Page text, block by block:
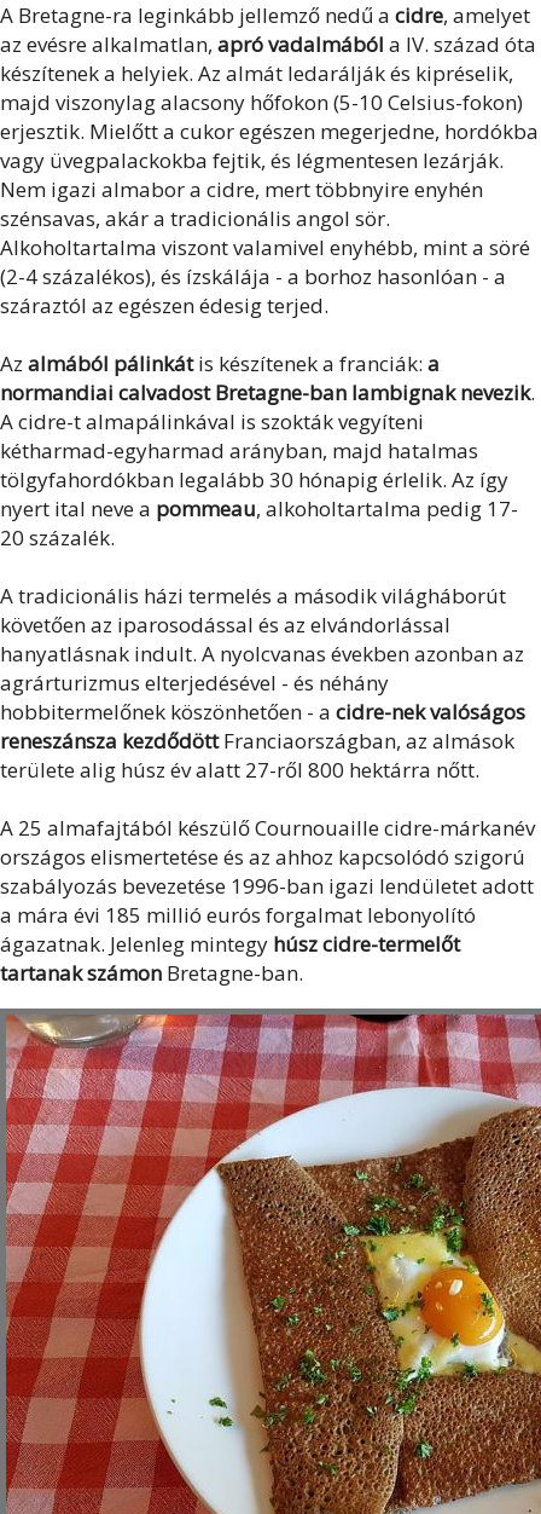
A Bretagne-ra leginkább jellemző nedű a cidre, amelyet
az evésre alkalmatlan, apró vadalmából a IV. század óta
készítenek a helyiek. Az almát ledarálják és kipréselik,
majd viszonylag alacsony hőfokon (5-10 Celsius-fokon)
erjesztik. Mielőtt a cukor egészen megerjedne, hordókba
vagy üvegpalackokba fejtik, és légmentesen lezárják.
Nem igazi almabor a cidre, mert többnyire enyhén
szénsavas, akár a tradicionális angol sör.
Alkoholtartalma viszont valamivel enyhébb, mint a söré
(2-4 százalékos), és ízskálája - a borhoz hasonlóan - a
száraztól az egészen édesig terjed.
Az almából pálinkátis készítenek a franciák: a
normandiai calvadost Bretagne-ban lambignak nevezik.
A cidre-t almapálinkával is szokták vegyíteni
kétharmad-egyharmad arányban, majd hatalmas
tölgyfahordókban legalább 30 hónapig érlelik. Az így
nyert ital neve a pommeau, alkoholtartalma pedig 17-
20 százalék.
A tradicionális házi termelés a második világháborút
követően az iparosodással és az elvándorlással
hanyatlásnak indult. A nyolcvanas években azonban az
agrárturizmus elterjedésével - és néhány
hobbitermelőnek köszönhetően - a cidre-nek valóságos
reneszánsza kezdődöttFranciaországban, az almások
területe alig húsz év alatt 27-ről 800 hektárra nőtt.
A 25 almafajtából készülő Cournouaille cidre-márkanév
országos elismertetése és az ahhoz kapcsolódó szigorú
szabályozás bevezetése 1996-ban igazi lendületet adott
a mára évi 185 millió eurós forgalmat lebonyolító
ágazatnak. Jelenleg mintegy húsz cidre-termelőt
tartanak számon Bretagne-ban.